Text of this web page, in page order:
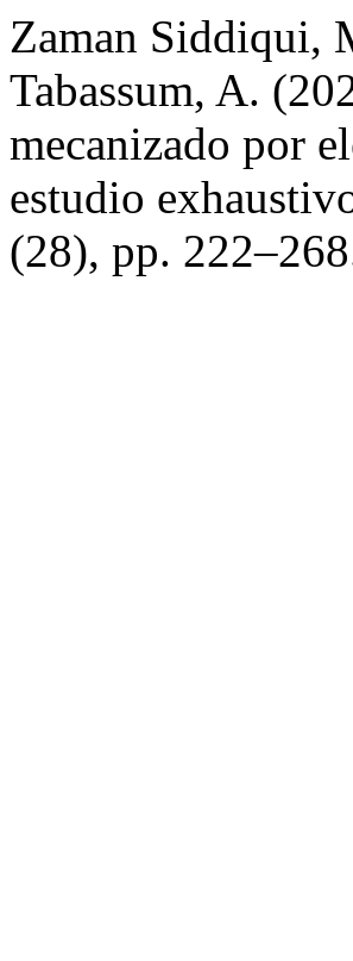
Zaman Siddiqui,
Tabassum, A.
mecanizado por
estudio
(28), pp.